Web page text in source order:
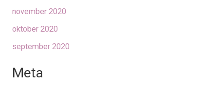
november 2020
oktober 2020
september 2020
Meta